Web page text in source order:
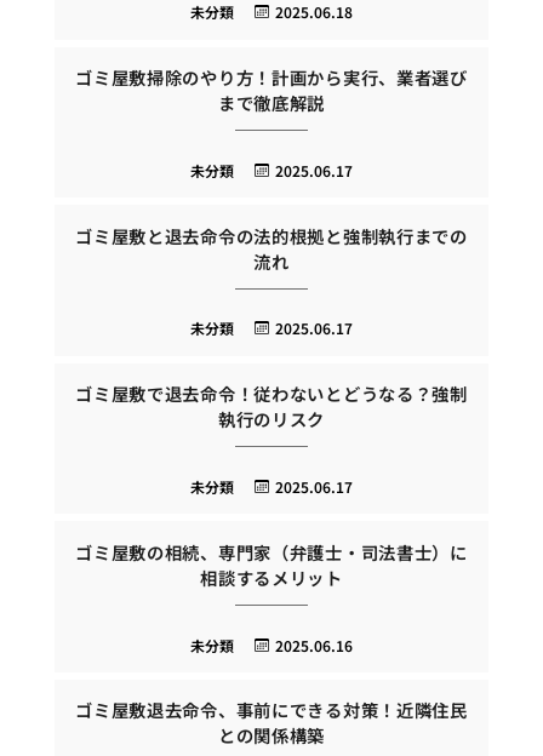
2025.06.18
未分類
ゴミ屋敷掃除のやり方！計画から実行、業者選び
まで徹底解説
2025.06.17
未分類
ゴミ屋敷と退去命令の法的根拠と強制執行までの
流れ
2025.06.17
未分類
ゴミ屋敷で退去命令！従わないとどうなる？強制
執行のリスク
2025.06.17
未分類
ゴミ屋敷の相続、専門家（弁護士・司法書士）に
相談するメリット
2025.06.16
未分類
ゴミ屋敷退去命令、事前にできる対策！近隣住民
との関係構築